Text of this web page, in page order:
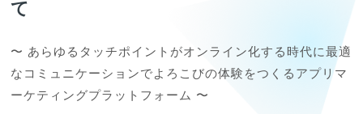
て
〜 あらゆるタッチポイントがオンライン化する時代に最適
なコミュニケーションでよろこびの体験をつくるアプリマ
ーケティングプラットフォーム 〜